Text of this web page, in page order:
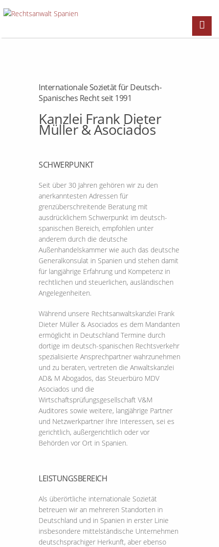
Internationale Sozietät für Deutsch-
Spanisches Recht seit 1991
Kanzlei Frank Dieter
Müller & Asociados
SCHWERPUNKT
Seit über 30 Jahren gehören wir zu den
anerkanntesten Adressen für
grenzüberschreitende Beratung mit
ausdrücklichem Schwerpunkt im deutsch-
spanischen Bereich, empfohlen unter
anderem durch die deutsche
Außenhandelskammer wie auch das deutsche
Generalkonsulat in Spanien und stehen damit
für langjährige Erfahrung und Kompetenz in
rechtlichen und steuerlichen, ausländischen
Angelegenheiten.
Während unsere Rechtsanwaltskanzlei Frank
Dieter Müller & Asociados es dem Mandanten
ermöglicht in Deutschland Termine durch
dortige im deutsch-spanischen Rechtsverkehr
spezialisierte Ansprechpartner wahrzunehmen
und zu beraten, vertreten die Anwaltskanzlei
AD& M Abogados, das Steuerbüro MDV
Asociados und die
Wirtschaftsprüfungsgesellschaft V&M
Auditores sowie weitere, langjährige Partner
und Netzwerkpartner Ihre Interessen, sei es
gerichtlich, außergerichtlich oder vor
Behörden vor Ort in Spanien.
LEISTUNGSBEREICH
Als überörtliche internationale Sozietät
betreuen wir an mehreren Standorten in
Deutschland und in Spanien in erster Linie
insbesondere mittelständische Unternehmen
deutschsprachiger Herkunft, aber ebenso